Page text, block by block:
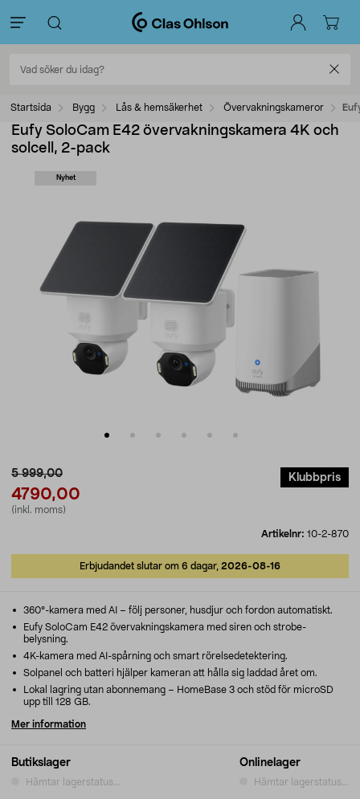
Startsida Bygg Lås & hemsäkerhet Övervakningskameror
Eufy SoloCam E42 övervakningskamera 4K och
solcell, 2-pack
Nyhet
5 999,00
4790,00
(inkl. moms)
Klubbpris
Artikelnr: 10-2-870
Erbjudandet slutar om 6 dagar, 2026-08-16
Butikslager
Hämtar lagerstatus...
Onlinelager
Hämtar lagerstatus...
360°-kamera med AI – följ personer, husdjur och fordon automatiskt.
Eufy SoloCam E42 övervakningskamera med siren och strobe-
belysning.
4K-kamera med AI-spårning och smart rörelsedetektering.
Solpanel och batteri hjälper kameran att hålla sig laddad året om.
Lokal lagring utan abonnemang – HomeBase 3 och stöd för microSD
upp till 128 GB.
Mer information